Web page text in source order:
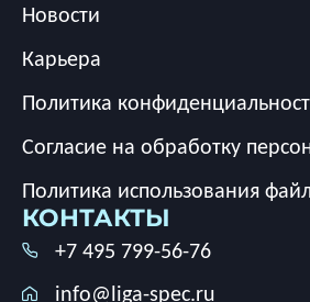
Новости
Карьера
Политика
Согласие на обработку
Политика использования
КОНТАКТЫ
+7 495 799-56-76
info@liga-spec.ru